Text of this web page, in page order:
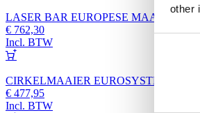
other
LASER BAR EUROPESE MAAIBALK
€ 762,30
Incl. BTW
CIRKELMAAIER EUROSYSTEMS P55
€ 477,95
Incl. BTW